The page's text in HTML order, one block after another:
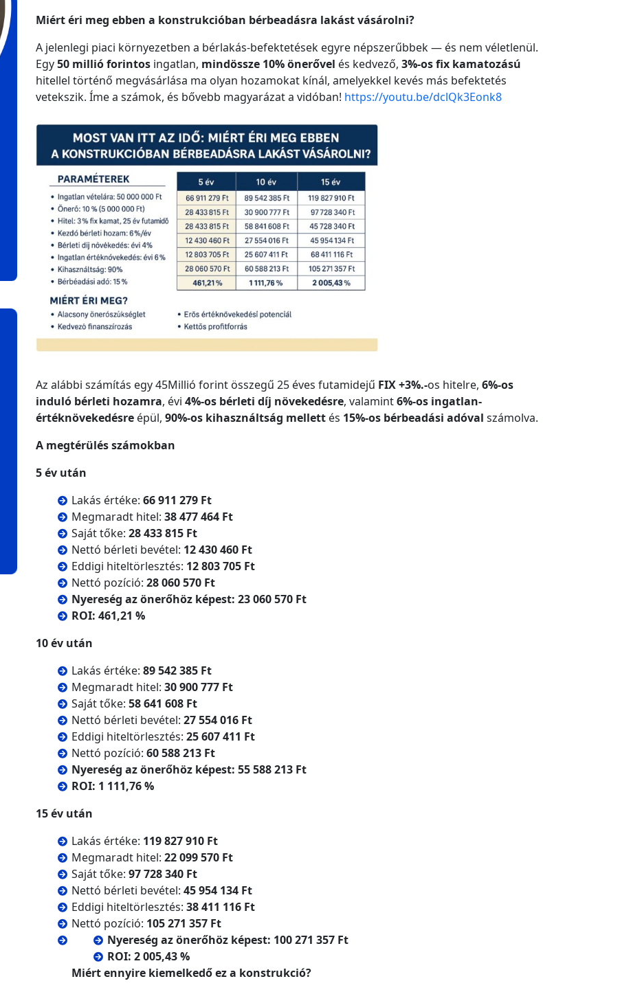
Miért éri meg ebben a konstrukcióban bérbeadásra lakást vásárolni?
A jelenlegi piaci környezetben a bérlakás-befektetések egyre népszerűbbek — és nem véletlenül.
Egy50 millió forintos ingatlan, mindössze 10% önerővel és kedvező, 3%-os fix kamatozású
hitellel történő megvásárlása ma olyan hozamokat kínál, amelyekkel kevés más befektetés
vetekszik. Íme a számok, és bővebb magyarázat a vidóban! https://youtu.be/dclQk3Eonk8
Az alábbi számítás egy 45Millió forint összegű 25 éves futamidejű FIX +3%.-os hitelre, 6%-os
induló bérleti hozamra, évi 4%-os bérleti díj növekedésre, valamint6%-os ingatlan-
értéknövekedésre épül, 90%-os kihasználtság mellett és 15%-os bérbeadási adóval számolva.
A megtérülés számokban
5 év után
Lakás értéke: 66 911 279 Ft
Megmaradt hitel: 38 477 464 Ft
Saját tőke: 28 433 815 Ft
Nettó bérleti bevétel: 12 430 460 Ft
Eddigi hiteltörlesztés: 12 803 705 Ft
Nettó pozíció: 28 060 570 Ft
Nyereség az önerőhöz képest: 23 060 570 Ft
ROI: 461,21 %
10 év után
Lakás értéke: 89 542 385 Ft
Megmaradt hitel: 30 900 777 Ft
Saját tőke: 58 641 608 Ft
Nettó bérleti bevétel: 27 554 016 Ft
Eddigi hiteltörlesztés: 25 607 411 Ft
Nettó pozíció: 60 588 213 Ft
Nyereség az önerőhöz képest: 55 588 213 Ft
ROI: 1 111,76 %
15 év után
Lakás értéke: 119 827 910 Ft
Megmaradt hitel: 22 099 570 Ft
Saját tőke: 97 728 340 Ft
Nettó bérleti bevétel: 45 954 134 Ft
Eddigi hiteltörlesztés: 38 411 116 Ft
Nettó pozíció: 105 271 357 Ft
Nyereség az önerőhöz képest: 100 271 357 Ft
ROI: 2 005,43 %
Miért ennyire kiemelkedő ez a konstrukció?